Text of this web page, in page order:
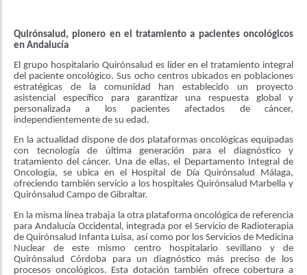
Quirónsalud, pionero en el tratamiento a pacientes oncológicos
en Andalucía
El grupo hospitalario Quirónsalud es líder en el tratamiento integral
del paciente oncológico. Sus ocho centros ubicados en poblaciones
estratégicas de la comunidad han establecido un proyecto
asistencial específico para garantizar una respuesta global y
personalizada a los pacientes afectados de cáncer,
independientemente de su edad.
En la actualidad dispone de dos plataformas oncológicas equipadas
con tecnología de última generación para el diagnóstico y
tratamiento del cáncer. Una de ellas, el Departamento Integral de
Oncología, se ubica en el Hospital de Día Quirónsalud Málaga,
ofreciendo también servicio a los hospitales Quirónsalud Marbella y
Quirónsalud Campo de Gibraltar.
En la misma línea trabaja la otra plataforma oncológica de referencia
para Andalucía Occidental, integrada por el Servicio de Radioterapia
de Quirónsalud Infanta Luisa, así como por los Servicios de Medicina
Nuclear de este mismo centro hospitalario sevillano y de
Quirónsalud Córdoba para un diagnóstico más preciso de los
procesos oncológicos. Esta dotación también ofrece cobertura a